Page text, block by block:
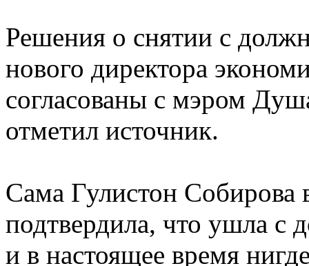
Решения о снятии с
нового директора
согласованы с мэром
отметил источник.
Сама Гулистон Собирова
подтвердила, что ушла с
и в настоящее время